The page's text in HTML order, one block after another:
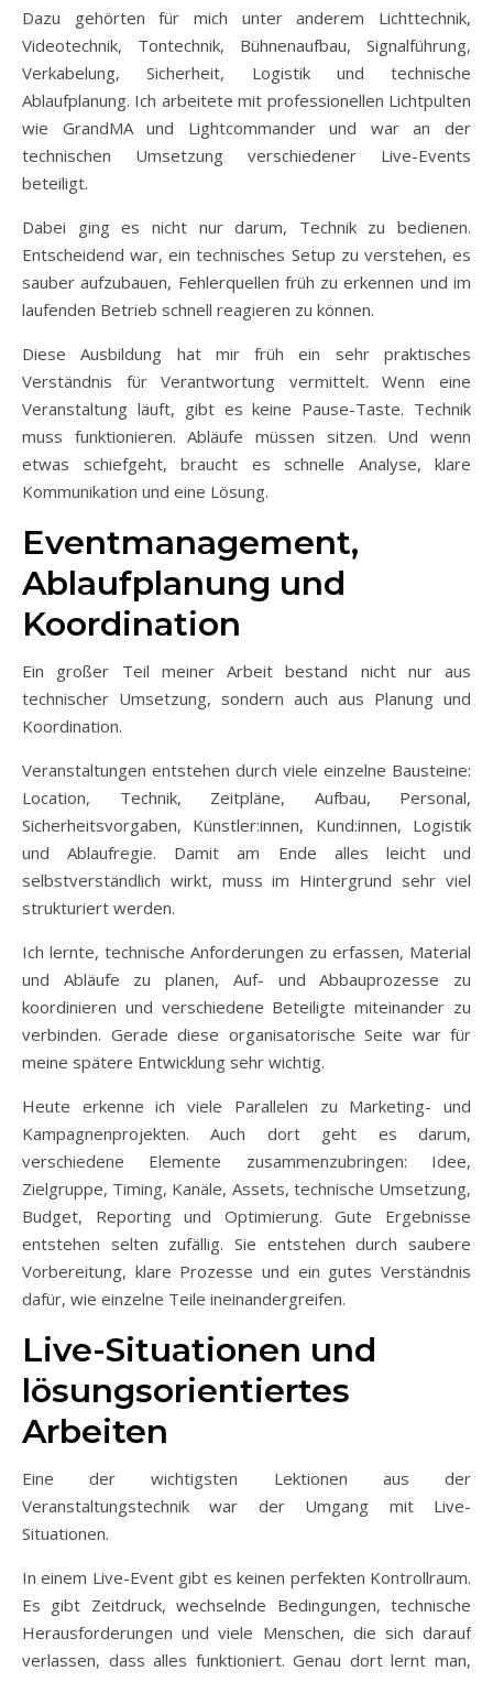
Dazu gehörten für mich unter anderem Lichttechnik,
Videotechnik, Tontechnik, Bühnenaufbau, Signalführung,
Verkabelung, Sicherheit, Logistik und technische
Ablaufplanung. Ich arbeitete mit professionellen Lichtpulten
wie GrandMA und Lightcommander und war an der
technischen Umsetzung verschiedener Live-Events
beteiligt.
Dabei ging es nicht nur darum, Technik zu bedienen.
Entscheidend war, ein technisches Setup zu verstehen, es
sauber aufzubauen, Fehlerquellen früh zu erkennen und im
laufenden Betrieb schnell reagieren zu können.
Diese Ausbildung hat mir früh ein sehr praktisches
Verständnis für Verantwortung vermittelt. Wenn eine
Veranstaltung läuft, gibt es keine Pause-Taste. Technik
muss funktionieren. Abläufe müssen sitzen. Und wenn
etwas schiefgeht, braucht es schnelle Analyse, klare
Kommunikation und eine Lösung.
Eventmanagement,
Ablaufplanung und
Koordination
Ein großer Teil meiner Arbeit bestand nicht nur aus
technischer Umsetzung, sondern auch aus Planung und
Koordination.
Veranstaltungen entstehen durch viele einzelne Bausteine:
Location, Technik, Zeitpläne, Aufbau, Personal,
Sicherheitsvorgaben, Künstler:innen, Kund:innen, Logistik
und Ablaufregie. Damit am Ende alles leicht und
selbstverständlich wirkt, muss im Hintergrund sehr viel
strukturiert werden.
Ich lernte, technische Anforderungen zu erfassen, Material
und Abläufe zu planen, Auf- und Abbauprozesse zu
koordinieren und verschiedene Beteiligte miteinander zu
verbinden. Gerade diese organisatorische Seite war für
meine spätere Entwicklung sehr wichtig.
Heute erkenne ich viele Parallelen zu Marketing- und
Kampagnenprojekten. Auch dort geht es darum,
verschiedene Elemente zusammenzubringen: Idee,
Zielgruppe, Timing, Kanäle, Assets, technische Umsetzung,
Budget, Reporting und Optimierung. Gute Ergebnisse
entstehen selten zufällig. Sie entstehen durch saubere
Vorbereitung, klare Prozesse und ein gutes Verständnis
dafür, wie einzelne Teile ineinandergreifen.
Live-Situationen und
lösungsorientiertes
Arbeiten
Eine der wichtigsten Lektionen aus der
Veranstaltungstechnik war der Umgang mit Live-
Situationen.
In einem Live-Event gibt es keinen perfekten Kontrollraum.
Es gibt Zeitdruck, wechselnde Bedingungen, technische
Herausforderungen und viele Menschen, die sich darauf
verlassen, dass alles funktioniert. Genau dort lernt man,